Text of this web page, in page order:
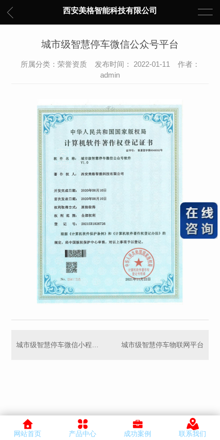
西安美格智能科技有限公司
城市级智慧停车微信公众号平台
所属分类：荣誉资质 发布时间： 2022-01-11 作者：
admin
城市级智慧停车物联网平台
网站首页 产品中心 成功案例 联系我们